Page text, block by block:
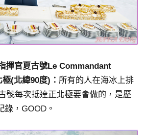
揮官夏古號Le Commandant
(北緯90度)： 所有的人在海冰上排
號每次抵達正北極要會做的，是歷
錄，GOOD。